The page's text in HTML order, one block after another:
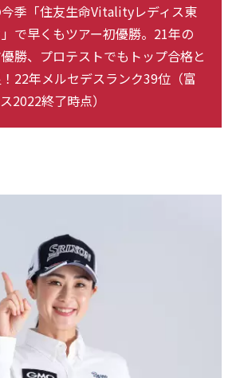
季「住友生命Vitalityレディス東
で早くもツアー初優勝。21年の
勝、プロテストでもトップ合格と
22年メルセデスランク39位（富
2022終了時点）